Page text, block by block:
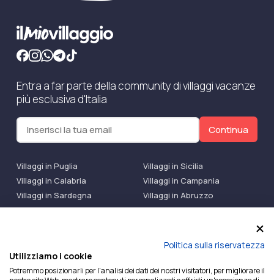
Entra a far parte della community di villaggi vacanze
più esclusiva d'Italia
Continua
Villaggi in Puglia
Villaggi in Sicilia
Villaggi in Calabria
Villaggi in Campania
Villaggi in Sardegna
Villaggi in Abruzzo
Villaggi Bluserena
Villaggi TH Resort
Ilmiovillaggio è un marchio di Ekiwi S.r.l.
Politica sulla riservatezza
Utilizziamo i cookie
Potremmo posizionarli per l'analisi dei dati dei nostri visitatori, per migliorare il